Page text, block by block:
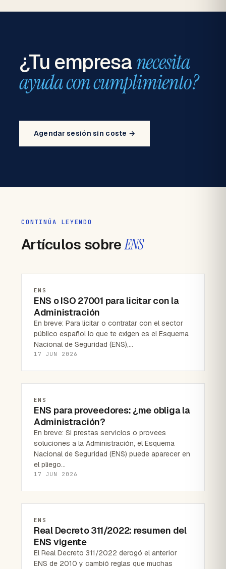
¿Tu empresanecesita
ayuda con cumplimiento?
Agendar sesión sin coste →
CONTINÚA LEYENDO
Artículos sobreENS
ENS
ENS o ISO 27001 para licitar con la
Administración
En breve: Para licitar o contratar con el sector
público español lo que te exigen es el Esquema
Nacional de Seguridad (ENS),…
17 JUN 2026
ENS
ENS para proveedores: ¿me obliga la
Administración?
En breve: Si prestas servicios o provees
soluciones a la Administración, el Esquema
Nacional de Seguridad (ENS) puede aparecer en
el pliego…
17 JUN 2026
ENS
Real Decreto 311/2022: resumen del
ENS vigente
El Real Decreto 311/2022 derogó el anterior
ENS de 2010 y cambió reglas que muchas